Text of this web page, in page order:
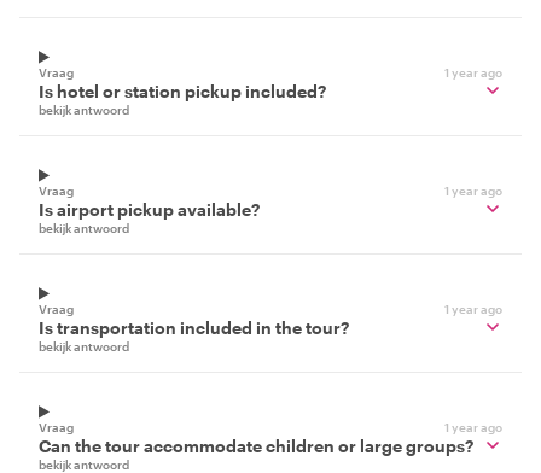
Vraag 1 year ago
Is hotel or station pickup included?
bekijk antwoord
Vraag 1 year ago
Is airport pickup available?
bekijk antwoord
Vraag 1 year ago
Is transportation included in the tour?
bekijk antwoord
Vraag 1 year ago
Can the tour accommodate children or large groups?
bekijk antwoord